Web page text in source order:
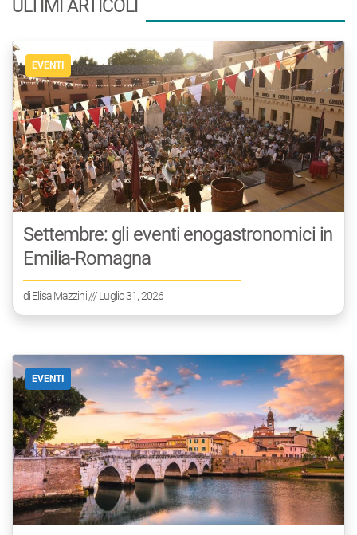
ULTIMI ARTICOLI
EVENTI
Settembre: gli eventi enogastronomici in
Emilia-Romagna
diElisa Mazzini/// Luglio 31, 2026
EVENTI